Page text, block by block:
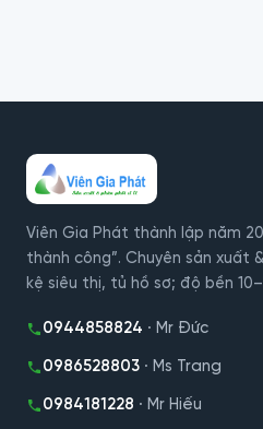
Viên Gia Phát thành lập năm
thành công”. Chuyên sản xuất
kệ siêu thị, tủ hồ sơ; độ bền
0944858824 · Mr Đức
0986528803 · Ms Trang
0984181228 · Mr Hiếu